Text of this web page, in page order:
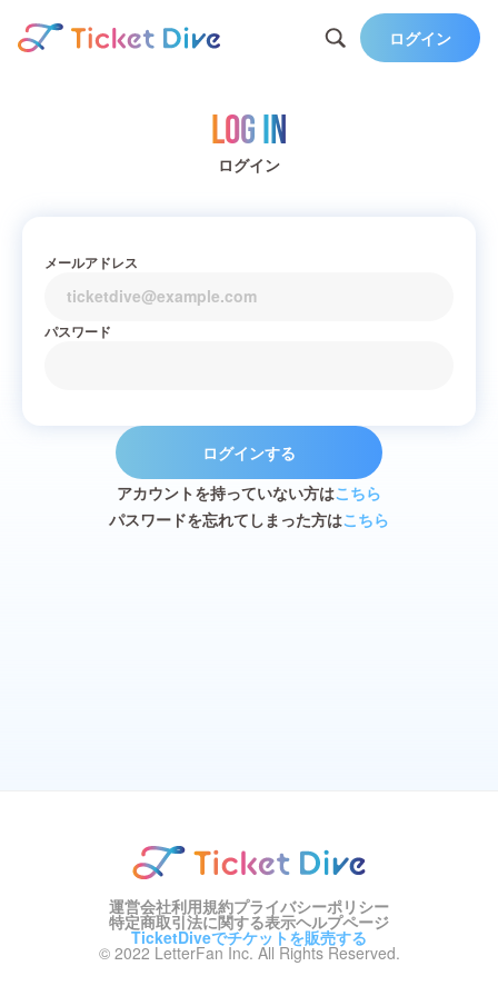
ログイン
Log in
ログイン
メールアドレス
パスワード
ログインする
アカウントを持っていない方はこちら
パスワードを忘れてしまった方はこちら
運営会社利用規約プライバシーポリシー
特定商取引法に関する表示ヘルプページ
TicketDiveでチケットを販売する
© 2022 LetterFan Inc. All Rights Reserved.